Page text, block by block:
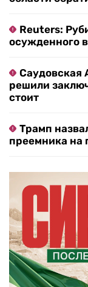
Reuters:
осужденного
Саудовская
решили
стоит
Трамп
преемника на